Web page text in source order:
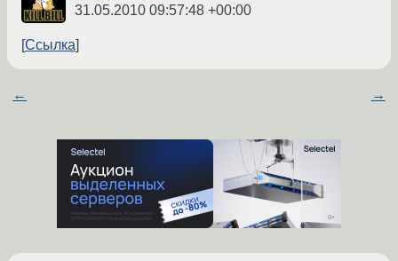
31.05.2010 09:57:48 +00:00
Ссылка
← →